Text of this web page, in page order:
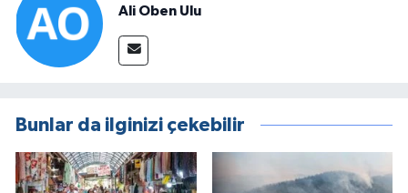
Ali Oben Ulu
Bunlar da ilginizi çekebilir